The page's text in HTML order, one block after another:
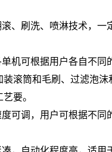
、刷洗、喷淋技术，一
机可根据用户各自不同
装滚筒和毛刷、过滤泡
要。
可调，用户可根据不同